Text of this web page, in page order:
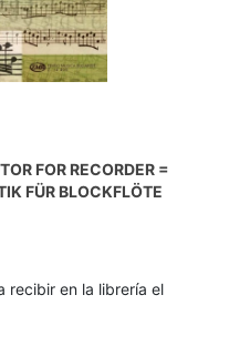
FOR RECORDER =
FÜR BLOCKFLÖTE
recibir en la librería el